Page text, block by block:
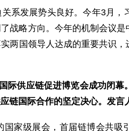
系发展势头良好。今年3月
战略方向。今年的机制会议
实两国领导人达成的重要共
际供应链促进博览会成功闭
链国际合作的坚定决心。发言
家级展会，首届链博会共